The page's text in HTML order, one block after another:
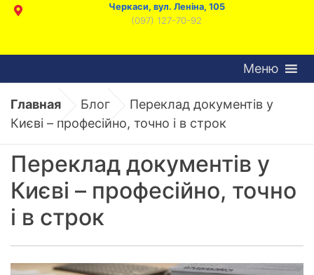
Черкаси, вул. Леніна, 105
(097) 127-70-92
Меню
Главная Блог Переклад документів у
Києві – професійно, точно і в строк
Переклад документів у
Києві – професійно, точно
і в строк